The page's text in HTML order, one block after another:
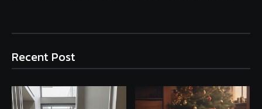
Recent Post